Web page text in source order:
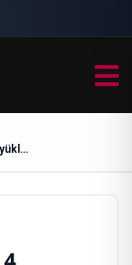
SOYSALLI-EKINOZU (KAHRAMANMARAS) 1.4 Büyüklüğünde Deprem